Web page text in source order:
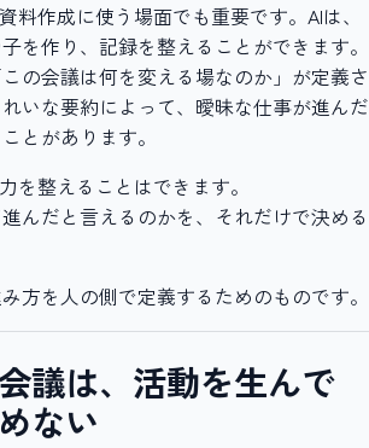
料作成に使う場面でも重要です。AIは、
を作り、記録を整えることができます。
の会議は何を変える場なのか」が定義さ
いな要約によって、曖昧な仕事が進んだ
とがあります。
を整えることはできます。
んだと言えるのかを、それだけで決める
方を人の側で定義するためのものです。
議は、活動を生んで
ない